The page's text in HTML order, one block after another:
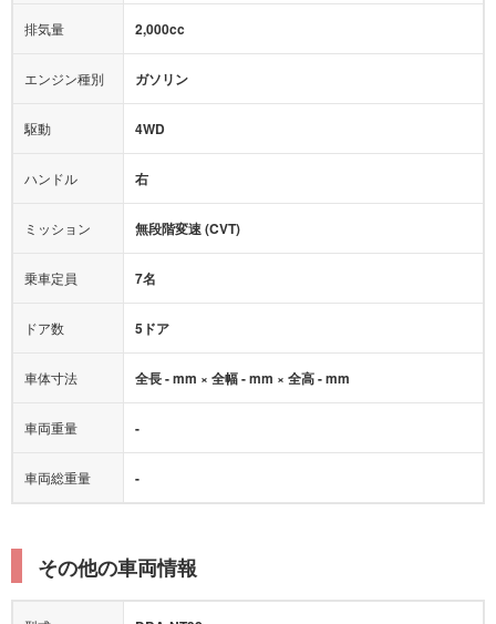
ミュージックプレイヤー接続可
後席モニター
サポカー
アクセル踏み間違い（誤発進）防止装置
アダプティブクルーズコントロール
ヒルディセントコントロール
オートマチックハイビーム
排気量 2,000cc
エンジン種別 ガソリン
駆動 4WD
ハンドル 右
ミッション 無段階変速 (CVT)
乗車定員 7名
ドア数 5ドア
車体寸法 全長 - mm × 全幅 - mm × 全高 - mm
車両重量 -
車両総重量 -
その他の車両情報